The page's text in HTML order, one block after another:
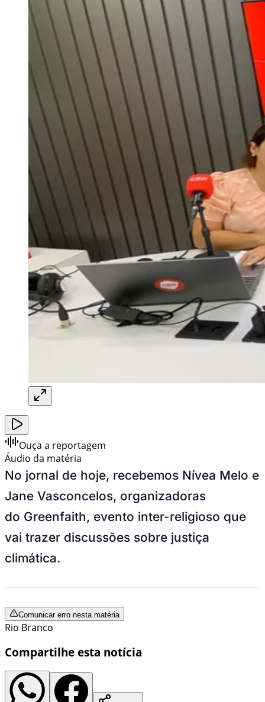
Ouça a reportagem
Áudio da matéria
No jornal de hoje, recebemos Nívea Melo e
Jane Vasconcelos, organizadoras
do Greenfaith, evento inter-religioso que
vai trazer discussões sobre justiça
climática.
Comunicar erro nesta matéria
Rio Branco
Compartilhe esta notícia